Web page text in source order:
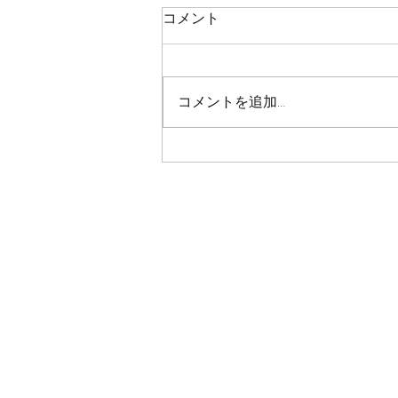
鯛ラバ
本日の釣果 マダイ ０枚 コメント
さいました！
コメント
コメントを追加…